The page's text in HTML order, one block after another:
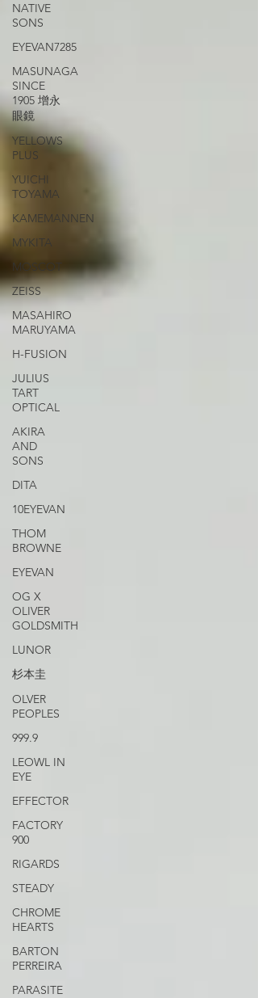
NATIVE
SONS
EYEVAN7285
MASUNAGA
SINCE
1905 增永
眼鏡
YELLOWS
PLUS
YUICHI
TOYAMA
KAMEMANNEN
MYKITA
MOSCOT
ZEISS
MASAHIRO
MARUYAMA
H-FUSION
JULIUS
TART
OPTICAL
AKIRA
AND
SONS
DITA
10EYEVAN
THOM
BROWNE
EYEVAN
OG X
OLIVER
GOLDSMITH
LUNOR
杉本圭
OLVER
PEOPLES
999.9
LEOWL IN
EYE
EFFECTOR
FACTORY
900
RIGARDS
STEADY
CHROME
HEARTS
BARTON
PERREIRA
PARASITE